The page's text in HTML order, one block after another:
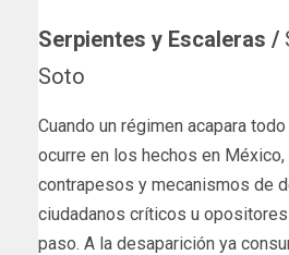
Serpientes y Escaleras /
Soto
Cuando un régimen acapara
ocurre en los hechos en
contrapesos y mecanismos de
ciudadanos críticos u
paso. A la desaparición ya